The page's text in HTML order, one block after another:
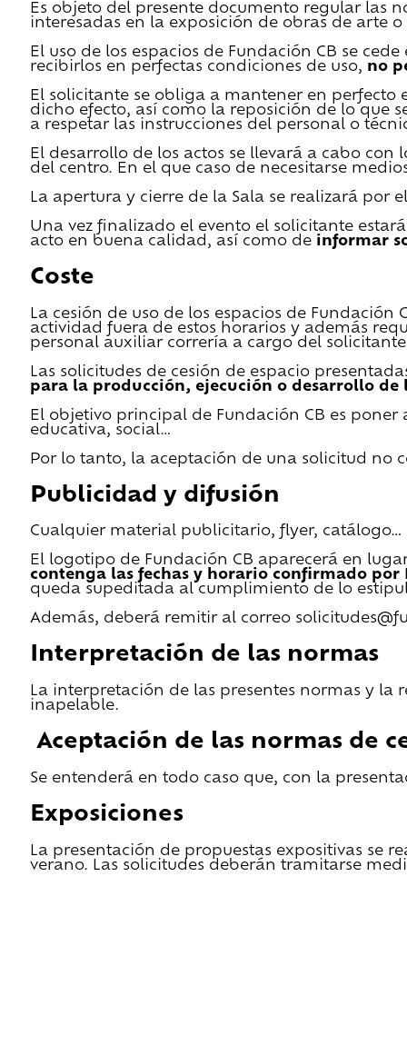
Es objeto del presente documento regular las
interesadas en la exposición de obras de arte
El uso de los espacios de Fundación CB se
recibirlos en perfectas condiciones de uso, no
El solicitante se obliga a mantener en perfecto
dicho efecto, así como la reposición de lo que
a respetar las instrucciones del personal o
El desarrollo de los actos se llevará a cabo
del centro. En el que caso de necesitarse
La apertura y cierre de la Sala se realizará por
Una vez finalizado el evento el solicitante
acto en buena calidad, así como de informar
Coste
La cesión de uso de los espacios de
actividad fuera de estos horarios y además
personal auxiliar correría a cargo del
Las solicitudes de cesión de espacio
para la producción, ejecución o desarrollo de
El objetivo principal de Fundación CB es
educativa, social…
Por lo tanto, la aceptación de una solicitud
Publicidad y difusión
Cualquier material publicitario, flyer, catálogo…
El logotipo de Fundación CB aparecerá en
contenga las fechas y horario confirmado por
queda supeditada al cumplimiento de lo
Además, deberá remitir al correo
Interpretación de las normas
La interpretación de las presentes normas y la
inapelable.
Aceptación de las normas de
Se entenderá en todo caso que, con la
Exposiciones
La presentación de propuestas expositivas se
verano. Las solicitudes deberán tramitarse